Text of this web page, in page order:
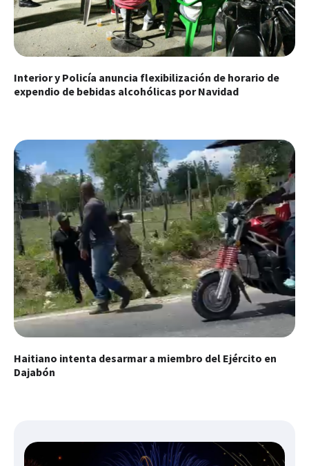
Interior y Policía anuncia flexibilización de horario de
expendio de bebidas alcohólicas por Navidad
Haitiano intenta desarmar a miembro del Ejército en
Dajabón